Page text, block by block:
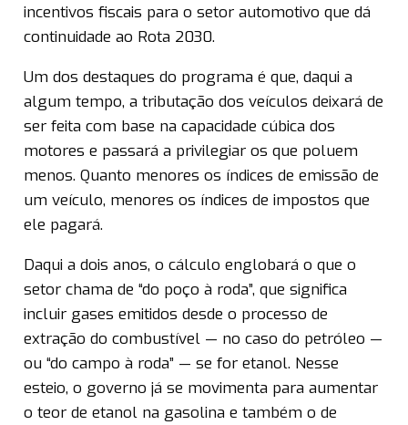
incentivos fiscais para o setor automotivo que dá
continuidade ao Rota 2030.
Um dos destaques do programa é que, daqui a
algum tempo, a tributação dos veículos deixará de
ser feita com base na capacidade cúbica dos
motores e passará a privilegiar os que poluem
menos. Quanto menores os índices de emissão de
um veículo, menores os índices de impostos que
ele pagará.
Daqui a dois anos, o cálculo englobará o que o
setor chama de “do poço à roda”, que significa
incluir gases emitidos desde o processo de
extração do combustível — no caso do petróleo —
ou “do campo à roda” — se for etanol. Nesse
esteio, o governo já se movimenta para aumentar
o teor de etanol na gasolina e também o de